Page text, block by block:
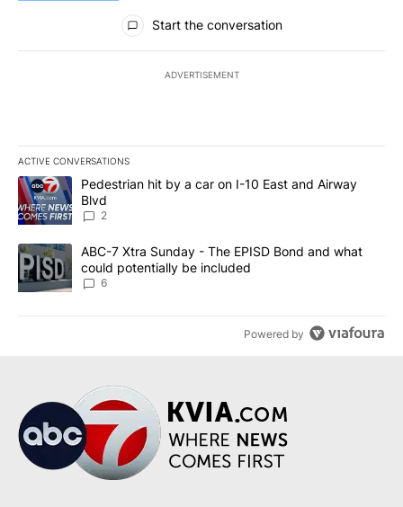
All Comments
Start the conversation
ADVERTISEMENT
ACTIVE CONVERSATIONS
The following is a list of the most commented articles in the last
A trending article titled "Pedestrian hit by a car on I-10 East and
Pedestrian hit by a car on I-10 East and Airway
Blvd
2
A trending article titled "ABC-7 Xtra Sunday - The EPISD Bond
ABC-7 Xtra Sunday - The EPISD Bond and what
could potentially be included
6
Powered by